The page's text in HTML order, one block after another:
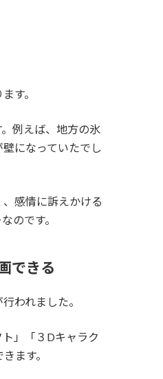
す。
例えば、地方の氷
になっていたでし
感情に訴えかける
のです。
できる
われました。
」「３Dキャラク
ます。